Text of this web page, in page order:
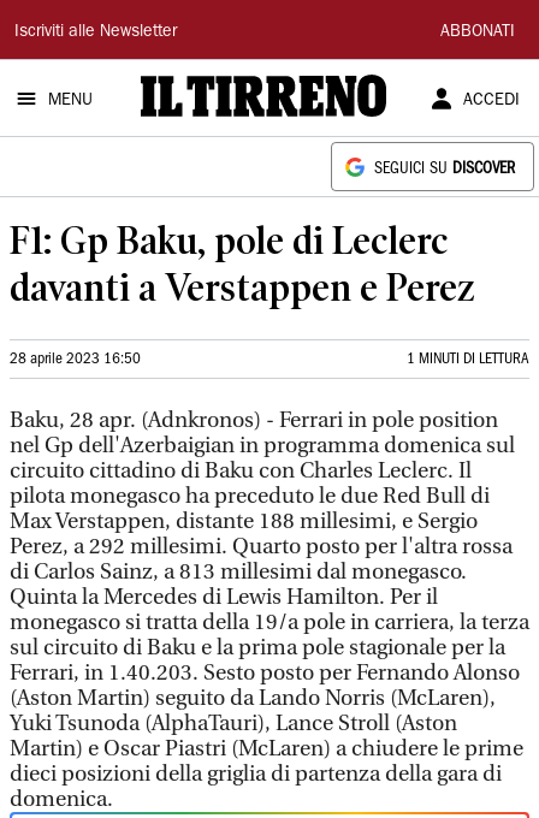
Il
Tirreno
Iscriviti alle Newsletter ABBONATI
MENU ACCEDI
SEGUICI SU DISCOVER
F1: Gp Baku, pole di Leclerc
davanti a Verstappen e Perez
28 aprile 2023 16:50 1 MINUTI DI LETTURA
Baku, 28 apr. (Adnkronos) - Ferrari in pole position
nel Gp dell'Azerbaigian in programma domenica sul
circuito cittadino di Baku con Charles Leclerc. Il
pilota monegasco ha preceduto le due Red Bull di
Max Verstappen, distante 188 millesimi, e Sergio
Perez, a 292 millesimi. Quarto posto per l'altra rossa
di Carlos Sainz, a 813 millesimi dal monegasco.
Quinta la Mercedes di Lewis Hamilton. Per il
monegasco si tratta della 19/a pole in carriera, la terza
sul circuito di Baku e la prima pole stagionale per la
Ferrari, in 1.40.203. Sesto posto per Fernando Alonso
(Aston Martin) seguito da Lando Norris (McLaren),
Yuki Tsunoda (AlphaTauri), Lance Stroll (Aston
Martin) e Oscar Piastri (McLaren) a chiudere le prime
dieci posizioni della griglia di partenza della gara di
domenica.